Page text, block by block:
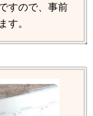
すので、事前
す。